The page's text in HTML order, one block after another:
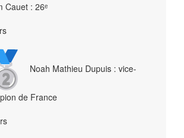
Cauet : 26ᵉ
Noah Mathieu Dupuis : vice-
de France